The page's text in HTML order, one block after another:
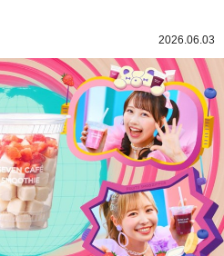
2026.06.03